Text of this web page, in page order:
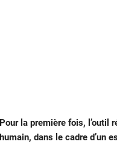
Pour la première fois, l’outil
humain, dans le cadre d’un